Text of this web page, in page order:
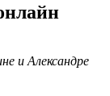
и Александре